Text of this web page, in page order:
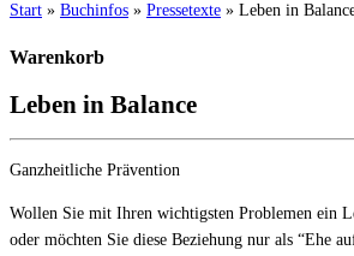
Start » Buchinfos » Pressetexte » Leben in
Warenkorb
Leben in Balance
Ganzheitliche Prävention
Wollen Sie mit Ihren wichtigsten Problemen ein
oder möchten Sie diese Beziehung nur als “Ehe